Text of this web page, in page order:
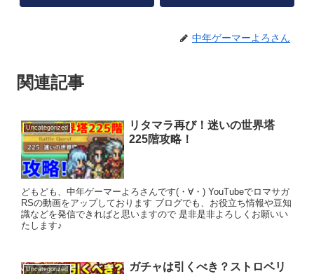
中年ゲーマーよろさん
関連記事
Uncategorized
リタマラ再び！迷いの世界塔
225階攻略！
どもども、中年ゲーマーよろさんです(・∀・) YouTubeでロマサガ
RSの動画をアップしております ブログでも、お役立ち情報や豆知
識などを発信できればと思いますので 是非是非よろしくお願いい
たします♪
Uncategorized
ガチャは引くべき？ストロベリ